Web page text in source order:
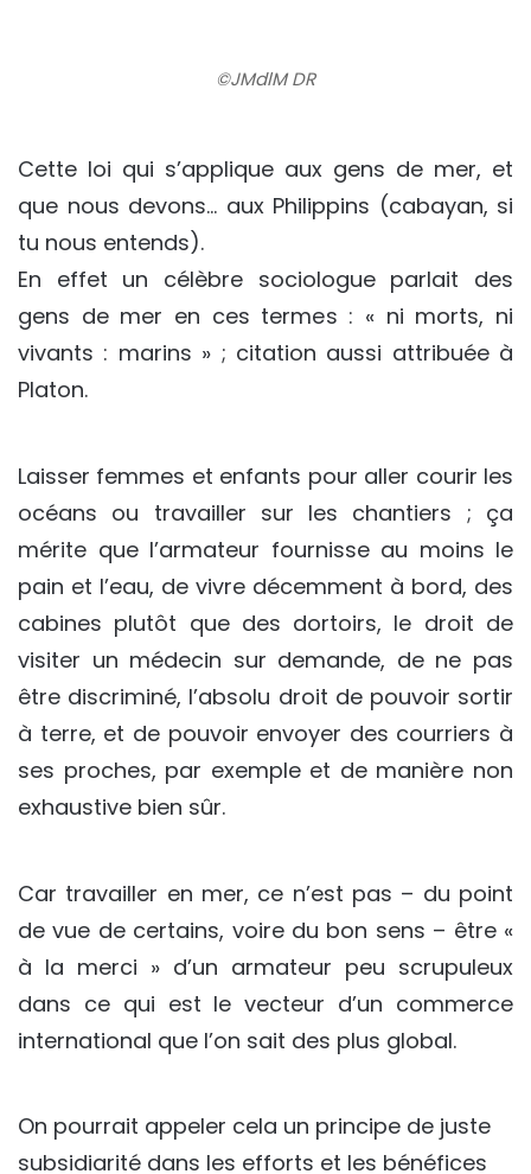
©JMdlM DR
Cette loi qui s’applique aux gens de mer, et
que nous devons… aux Philippins (cabayan, si
tu nous entends).
En effet un célèbre sociologue parlait des
gens de mer en ces termes : « ni morts, ni
vivants : marins » ; citation aussi attribuée à
Platon.
Laisser femmes et enfants pour aller courir les
océans ou travailler sur les chantiers ; ça
mérite que l’armateur fournisse au moins le
pain et l’eau, de vivre décemment à bord, des
cabines plutôt que des dortoirs, le droit de
visiter un médecin sur demande, de ne pas
être discriminé, l’absolu droit de pouvoir sortir
à terre, et de pouvoir envoyer des courriers à
ses proches, par exemple et de manière non
exhaustive bien sûr.
Car travailler en mer, ce n’est pas – du point
de vue de certains, voire du bon sens – être «
à la merci » d’un armateur peu scrupuleux
dans ce qui est le vecteur d’un commerce
international que l’on sait des plus global.
On pourrait appeler cela un principe de juste
subsidiarité dans les efforts et les bénéfices